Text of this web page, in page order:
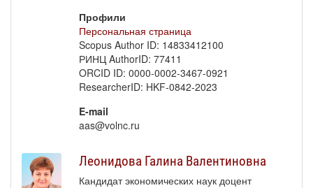
Профили
Персональная страница
Scopus Author ID: 14833412100
РИНЦ AuthorID: 77411
ORCID ID: 0000-0002-3467-0921
ResearcherID: HKF-0842-2023
E-mail
aas@volnc.ru
Леонидова Галина Валентиновна
Кандидат экономических наук доцент